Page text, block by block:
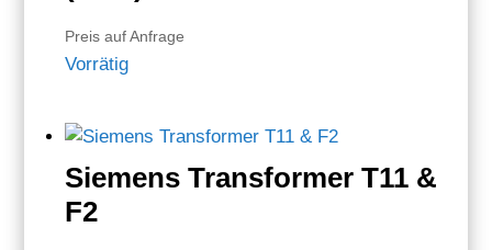
Preis auf Anfrage
Vorrätig
Siemens Transformer T11 &
F2